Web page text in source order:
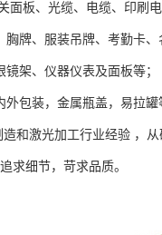
板、光缆、电缆、印刷
牌、服装吊牌、考勤卡
架、仪器仪表及面板等；
包装，金属瓶盖，易拉罐
和激光加工行业经验 ，
求细节，苛求品质。